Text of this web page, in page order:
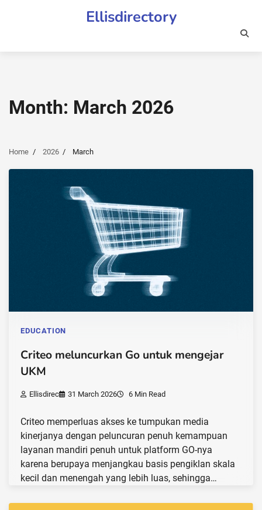
Ellisdirectory
Month: March 2026
Home 2026 March
EDUCATION
Criteo meluncurkan Go untuk mengejar
UKM
Ellisdirec 31 March 2026 6 Min Read
Criteo memperluas akses ke tumpukan media
kinerjanya dengan peluncuran penuh kemampuan
layanan mandiri penuh untuk platform GO-nya
karena berupaya menjangkau basis pengiklan skala
kecil dan menengah yang lebih luas, sehingga…